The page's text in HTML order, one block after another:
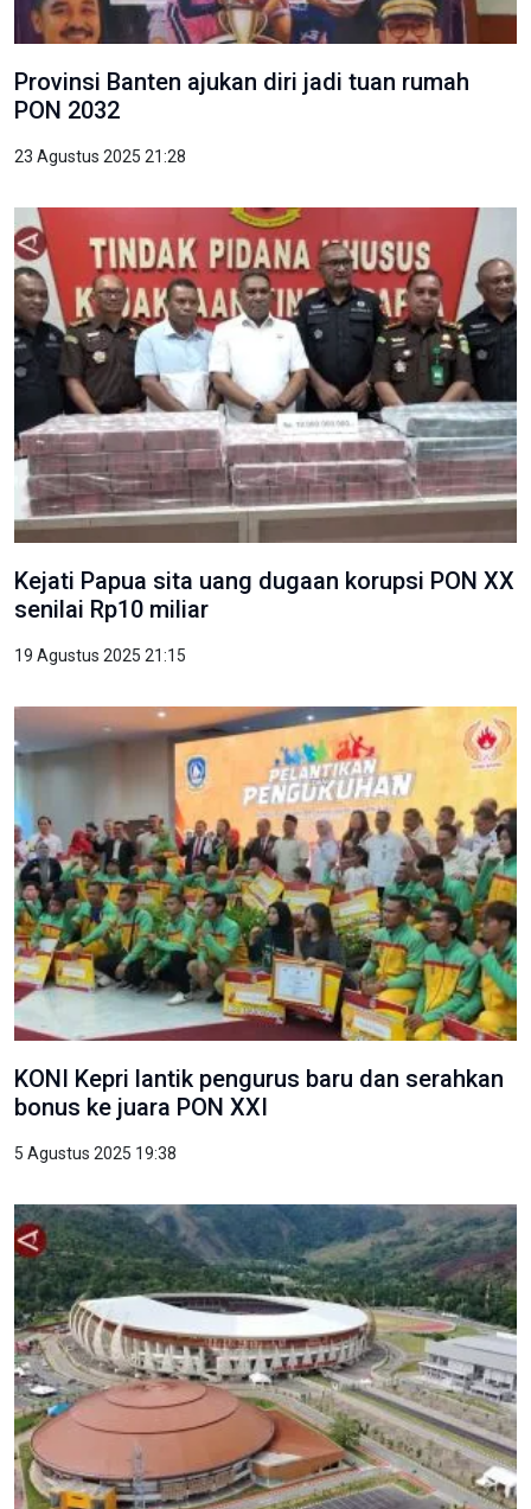
Provinsi Banten ajukan diri jadi tuan rumah
PON 2032
23 Agustus 2025 21:28
Kejati Papua sita uang dugaan korupsi PON XX
senilai Rp10 miliar
19 Agustus 2025 21:15
KONI Kepri lantik pengurus baru dan serahkan
bonus ke juara PON XXI
5 Agustus 2025 19:38